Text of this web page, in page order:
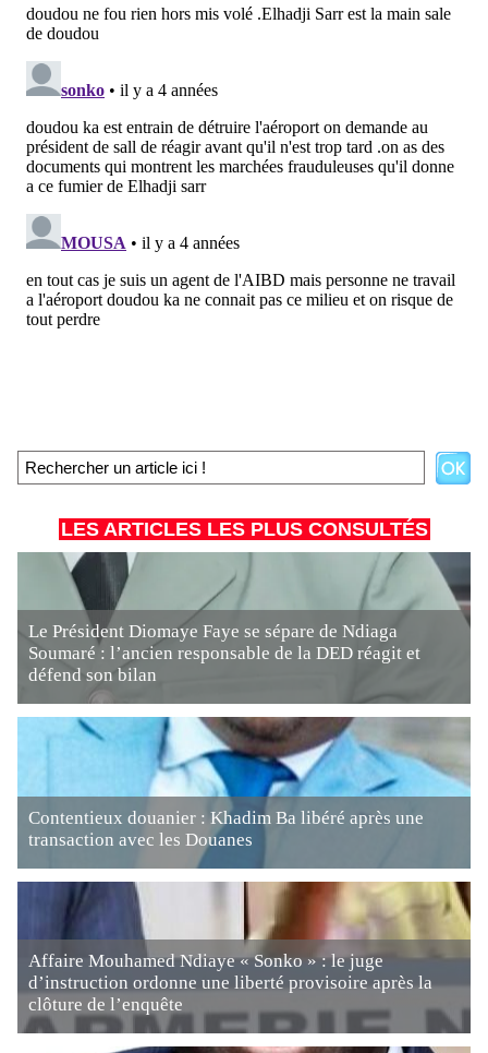
LES ARTICLES LES PLUS CONSULTÉS
Le Président Diomaye Faye se sépare de Ndiaga
Soumaré : l’ancien responsable de la DED réagit et
défend son bilan
Contentieux douanier : Khadim Ba libéré après une
transaction avec les Douanes
Affaire Mouhamed Ndiaye « Sonko » : le juge
d’instruction ordonne une liberté provisoire après la
clôture de l’enquête